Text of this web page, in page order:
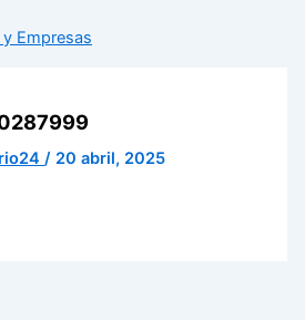
Empresas
/ 20 abril, 2025